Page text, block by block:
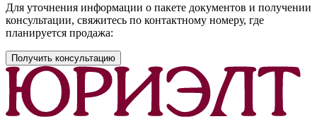
Для уточнения информации о пакете документов и получении
консультации, свяжитесь по контактному номеру, где
планируется продажа:
Получить консультацию